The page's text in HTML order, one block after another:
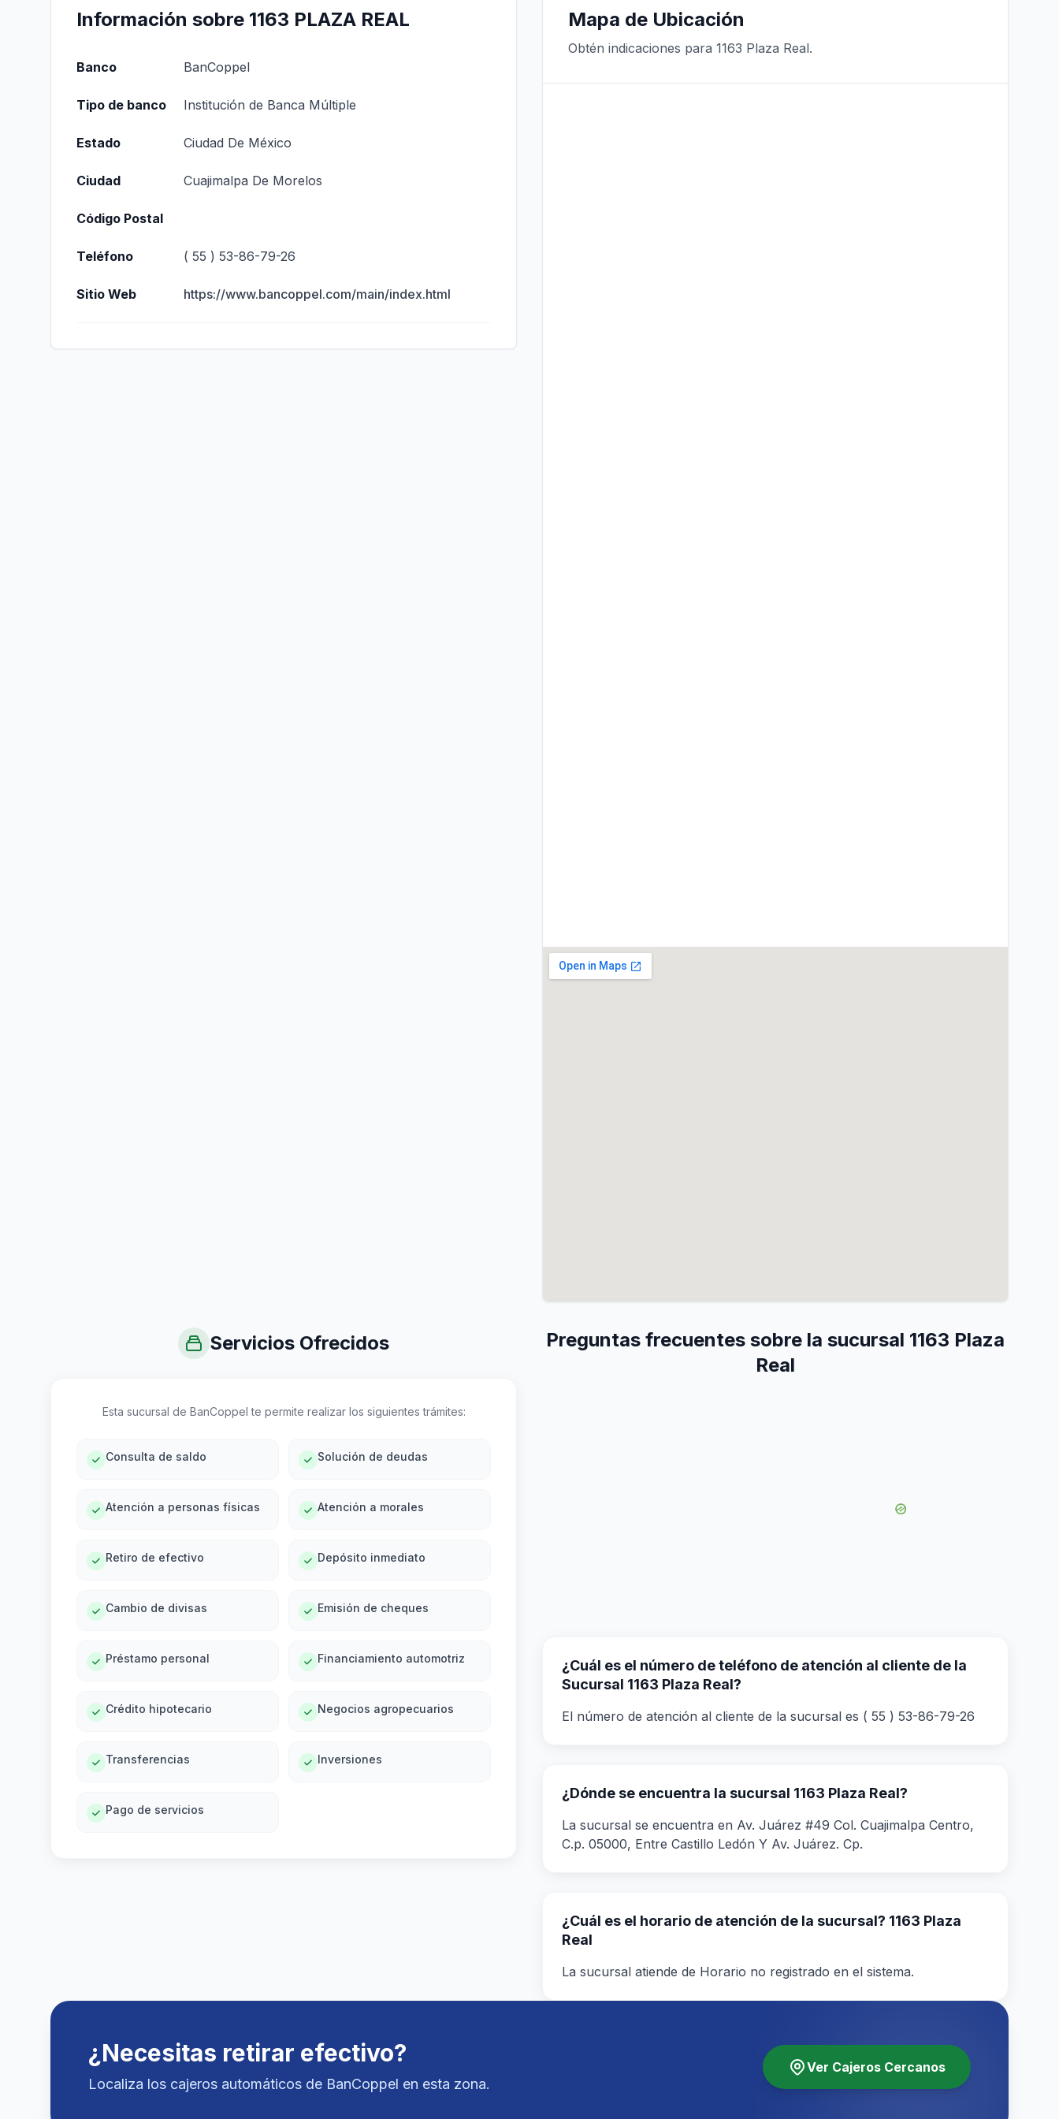
Información sobre 1163 PLAZA REAL
Banco BanCoppel
Tipo de banco Institución de Banca Múltiple
Estado Ciudad De México
Ciudad Cuajimalpa De Morelos
Código Postal
Teléfono ( 55 ) 53-86-79-26
Sitio Web https://www.bancoppel.com/main/index.html
Mapa de Ubicación
Obtén indicaciones para 1163 Plaza Real.
Servicios Ofrecidos
Esta sucursal de BanCoppel te permite realizar los siguientes trámites:
Consulta de saldo Solución de deudas
Atención a personas físicas Atención a morales
Retiro de efectivo Depósito inmediato
Cambio de divisas Emisión de cheques
Préstamo personal Financiamiento automotriz
Crédito hipotecario Negocios agropecuarios
Transferencias Inversiones
Pago de servicios
Preguntas frecuentes sobre la sucursal 1163 Plaza
Real
¿Cuál es el número de teléfono de atención al cliente de la
Sucursal 1163 Plaza Real?
El número de atención al cliente de la sucursal es ( 55 ) 53-86-79-26
¿Dónde se encuentra la sucursal 1163 Plaza Real?
La sucursal se encuentra en Av. Juárez #49 Col. Cuajimalpa Centro,
C.p. 05000, Entre Castillo Ledón Y Av. Juárez. Cp.
¿Cuál es el horario de atención de la sucursal? 1163 Plaza
Real
La sucursal atiende de Horario no registrado en el sistema.
¿Necesitas retirar efectivo?
Localiza los cajeros automáticos de BanCoppel en esta zona.
Ver Cajeros Cercanos